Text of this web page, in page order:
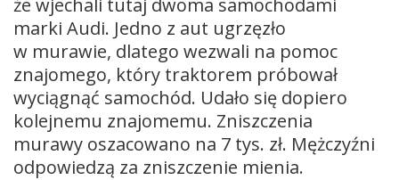
że wjechali tutaj dwoma samochodami
marki Audi. Jedno z aut ugrzęzło
w murawie, dlatego wezwali na pomoc
znajomego, który traktorem próbował
wyciągnąć samochód. Udało się dopiero
kolejnemu znajomemu. Zniszczenia
murawy oszacowano na 7 tys. zł. Mężczyźni
odpowiedzą za zniszczenie mienia.